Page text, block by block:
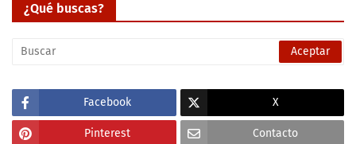
¿Qué buscas?
Facebook X
Pinterest Contacto